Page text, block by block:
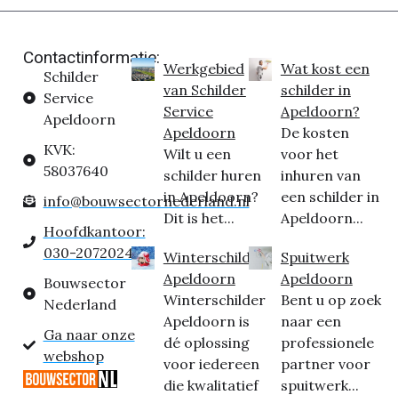
Contactinformatie:
Schilder
Service
Apeldoorn
KVK:
58037640
info@bouwsectornederland.nl
Hoofdkantoor:
030-2072024
Bouwsector
Nederland
Ga naar onze
webshop
Werkgebied
van Schilder
Service
Apeldoorn
Wilt u een
schilder huren
in Apeldoorn?
Dit is het...
Winterschilder
Apeldoorn
Winterschilder
Apeldoorn is
dé oplossing
voor iedereen
die kwalitatief
Wat kost een
schilder in
Apeldoorn?
De kosten
voor het
inhuren van
een schilder in
Apeldoorn...
Spuitwerk
Apeldoorn
Bent u op zoek
naar een
professionele
partner voor
spuitwerk...